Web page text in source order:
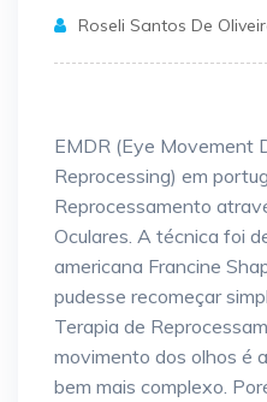
Roseli Santos De
EMDR (Eye Movement
Reprocessing) em
Reprocessamento
Oculares. A técnica foi
americana Francine
pudesse recomeçar
Terapia de
movimento dos olhos é
bem mais complexo.